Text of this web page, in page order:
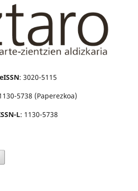
eISSN: 3020-5115
5738 (Paperezkoa)
L: 1130-5738